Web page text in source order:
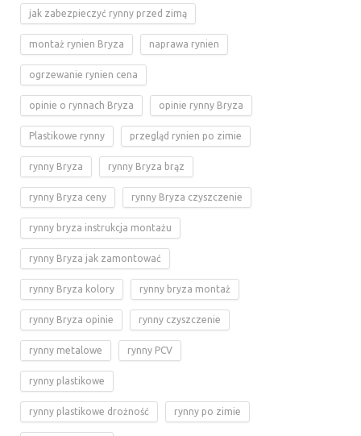
jak zabezpieczyć rynny przed zimą
montaż rynien Bryza naprawa rynien
ogrzewanie rynien cena
opinie o rynnach Bryza opinie rynny Bryza
Plastikowe rynny przegląd rynien po zimie
rynny Bryza rynny Bryza brąz
rynny Bryza ceny rynny Bryza czyszczenie
rynny bryza instrukcja montażu
rynny Bryza jak zamontować
rynny Bryza kolory rynny bryza montaż
rynny Bryza opinie rynny czyszczenie
rynny metalowe rynny PCV
rynny plastikowe
rynny plastikowe drożność rynny po zimie